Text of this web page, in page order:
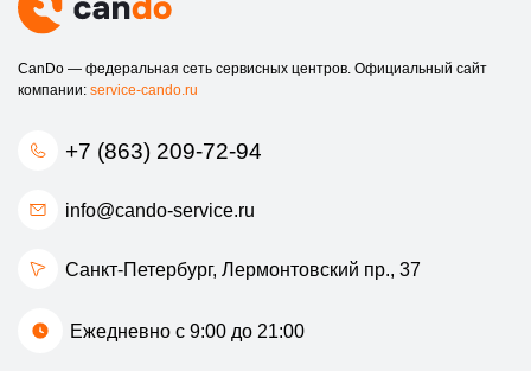
CanDo — федеральная сеть сервисных центров. Официальный сайт
компании: service-cando.ru
+7 (863) 209-72-94
info@cando-service.ru
Санкт-Петербург, Лермонтовский пр., 37
Ежедневно с 9:00 до 21:00